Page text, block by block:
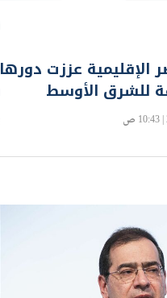
الإقليمية عززت دورها
للشرق الأوسط